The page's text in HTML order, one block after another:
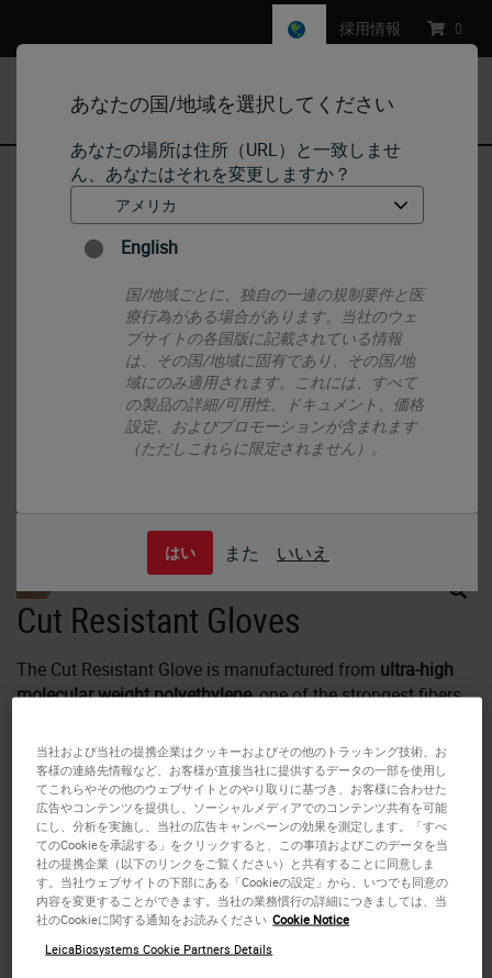
あなたの国/地域を選択してください
あなたの場所は住所（URL）と一致しませ
ん、あなたはそれを変更しますか？
English
国/地域ごとに、独自の一連の規制要件と医
療行為がある場合があります。当社のウェ
ブサイトの各国版に記載されている情報
は、その国/地域に固有であり、その国/地
域にのみ適用されます。これには、すべて
の製品の詳細/可用性、ドキュメント、価格
設定、およびプロモーションが含まれます
（ただしこれらに限定されません）。
はい また いいえ
採用情報 : 0
Histology Consumables
Cut Resistant Gloves
Cut Resistant Gloves
The Cut Resistant Glove is manufactured from ultra-high
molecular weight polyethylene, one of the strongest fibers
While handling sharp cutting instruments, theCut Resistant
Gloveforms a barrier that helps protect the hand from cuts.
It is lightweight, seamless and very soft to touch. They can
be worn between two latex, vinyl or nitrile gloves for
maximum protection against body fluid contamination.
between uses, however should be replaced when signs of
当社および当社の提携企業はクッキーおよびその他のトラッキング技術、お
客様の連絡先情報など、お客様が直接当社に提供するデータの一部を使用し
てこれらやその他のウェブサイトとのやり取りに基づき、お客様に合わせた
広告やコンテンツを提供し、ソーシャルメディアでのコンテンツ共有を可能
にし、分析を実施し、当社の広告キャンペーンの効果を測定します。「すべ
てのCookieを承認する」をクリックすると、この事項およびこのデータを当
社の提携企業（以下のリンクをご覧ください）と共有することに同意しま
す。当社ウェブサイトの下部にある「Cookieの設定」から、いつでも同意の
内容を変更することができます。当社の業務慣行の詳細につきましては、当
社のCookieに関する通知をお読みください Cookie Notice
LeicaBiosystems Cookie Partners Details